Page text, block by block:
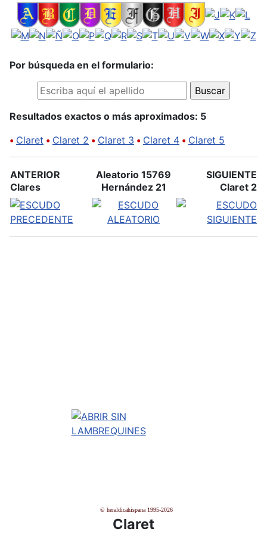
Por búsqueda en el formulario:
Resultados exactos o más aproximados: 5
• Claret • Claret 2 • Claret 3 • Claret 4 • Claret 5
ANTERIOR
Clares
Aleatorio 15769
Hernández 21
SIGUIENTE
Claret 2
© heraldicahispana 1995-2026
Claret